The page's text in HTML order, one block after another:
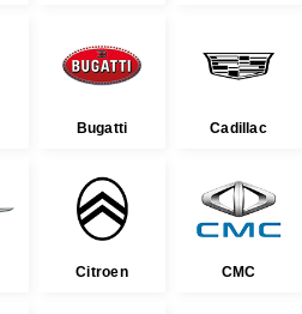
Bugatti Cadillac
Citroen CMC